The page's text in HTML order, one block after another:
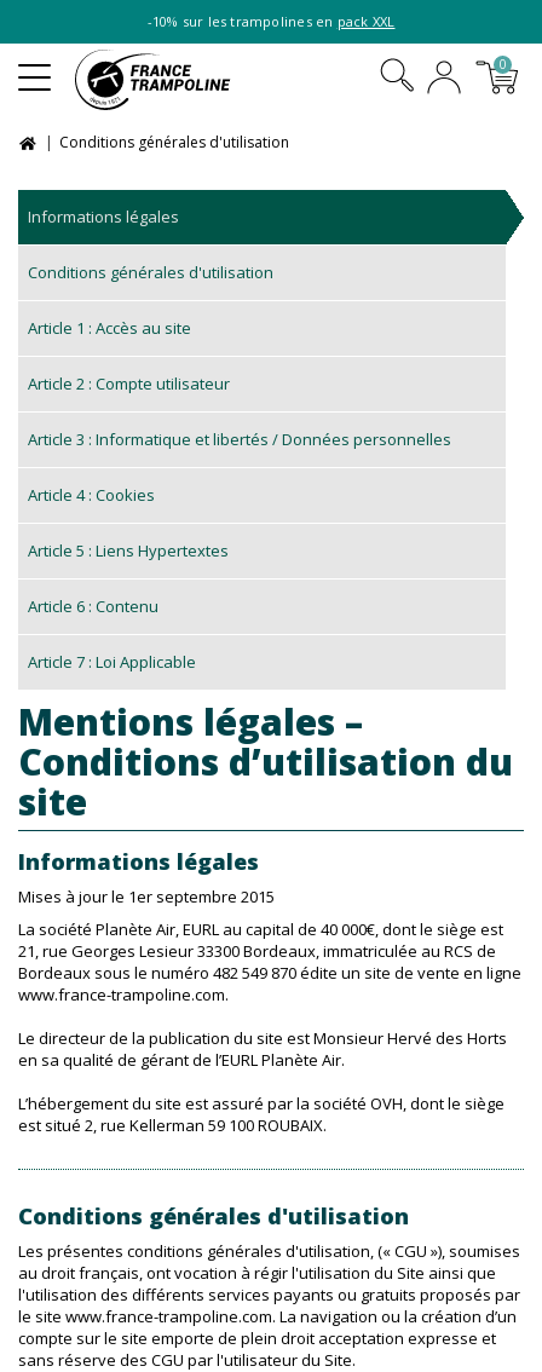
-10% sur les trampolines en pack XXL
0
Conditions générales d'utilisation
Informations légales
Conditions générales d'utilisation
Article 1 : Accès au site
Article 2 : Compte utilisateur
Article 3 : Informatique et libertés / Données personnelles
Article 4 : Cookies
Article 5 : Liens Hypertextes
Article 6 : Contenu
Article 7 : Loi Applicable
Mentions légales –
Conditions d’utilisation du
site
Informations légales
Mises à jour le 1er septembre 2015
La société Planète Air, EURL au capital de 40 000€, dont le siège est
21, rue Georges Lesieur 33300 Bordeaux, immatriculée au RCS de
Bordeaux sous le numéro 482 549 870 édite un site de vente en ligne
www.france-trampoline.com.
Le directeur de la publication du site est Monsieur Hervé des Horts
en sa qualité de gérant de l’EURL Planète Air.
L’hébergement du site est assuré par la société OVH, dont le siège
est situé 2, rue Kellerman 59 100 ROUBAIX.
Conditions générales d'utilisation
Les présentes conditions générales d'utilisation, (« CGU »), soumises
au droit français, ont vocation à régir l'utilisation du Site ainsi que
l'utilisation des différents services payants ou gratuits proposés par
le site www.france-trampoline.com. La navigation ou la création d’un
compte sur le site emporte de plein droit acceptation expresse et
sans réserve des CGU par l'utilisateur du Site.